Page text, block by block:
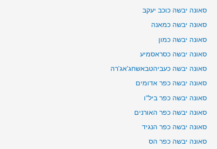
סאונה יבשה כוכב יעקב
סאונה יבשה כמאנה
סאונה יבשה כמון
סאונה יבשה כסראסמיע
סאונה יבשה כעביהטבאשחג'אג'רה
סאונה יבשה כפר אדומים
סאונה יבשה כפר ביל"ו
סאונה יבשה כפר האורנים
סאונה יבשה כפר הנגיד
סאונה יבשה כפר הס